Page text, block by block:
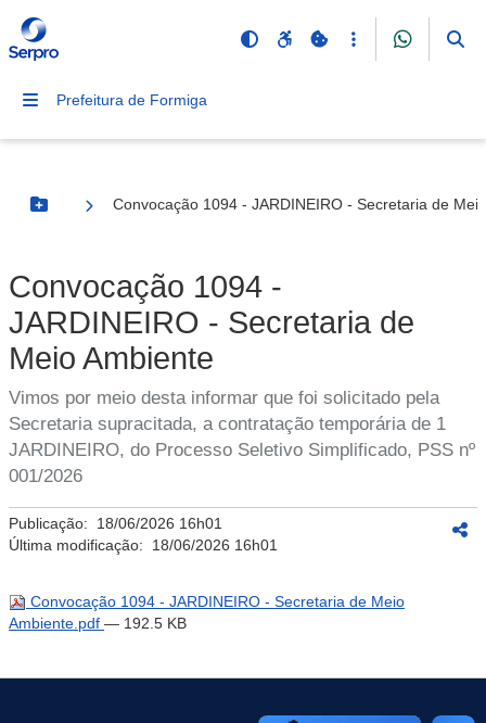
Prefeitura de Formiga
Botão Menu
Convocação 1094 - JARDINEIRO - Secretaria de
Convocação 1094 -
JARDINEIRO - Secretaria de
Meio Ambiente
Vimos por meio desta informar que foi solicitado pela
Secretaria supracitada, a contratação temporária de 1
JARDINEIRO, do Processo Seletivo Simplificado, PSS nº
001/2026
Publicação: 18/06/2026 16h01
Última modificação: 18/06/2026 16h01
Convocação 1094 - JARDINEIRO - Secretaria de Meio
Ambiente.pdf — 192.5 KB